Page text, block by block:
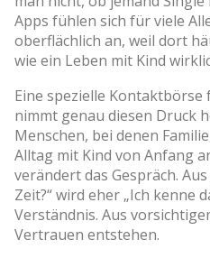
Apps fühlen sich für viele
oberflächlich an, weil dort
wie ein Leben mit Kind
Eine spezielle
nimmt genau diesen Druck
Menschen, bei denen
Alltag mit Kind von Anfang
verändert das Gespräch.
Zeit?“ wird eher „Ich kenne
Verständnis. Aus
Vertrauen entstehen.